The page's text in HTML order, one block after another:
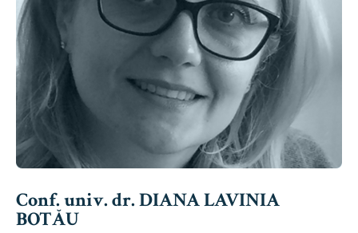
Conf. univ. dr. DIANA LAVINIA
BOTĂU